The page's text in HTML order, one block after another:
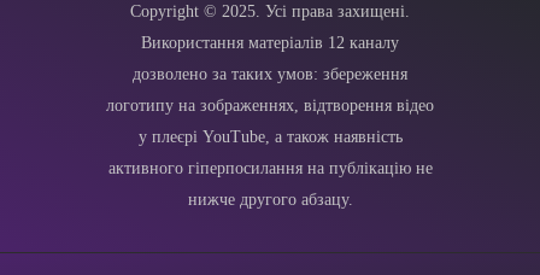
Copyright © 2025. Усі права захищені.
Використання матеріалів 12 каналу
дозволено за таких умов: збереження
логотипу на зображеннях, відтворення відео
у плеєрі YouTube, а також наявність
активного гіперпосилання на публікацію не
нижче другого абзацу.